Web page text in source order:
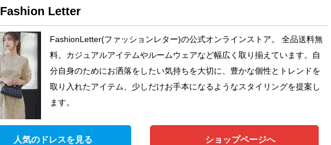
Fashion Letter
FashionLetter(ファッションレター)の公式オンラインストア。 全品送料無
料。カジュアルアイテムやルームウェアなど幅広く取り揃えています。自
分自身のためにお洒落をしたい気持ちを大切に、豊かな個性とトレンドを
取り入れたアイテム、少しだけお手本になるようなスタイリングを提案し
ます。
人気のドレスを見る ショップページへ